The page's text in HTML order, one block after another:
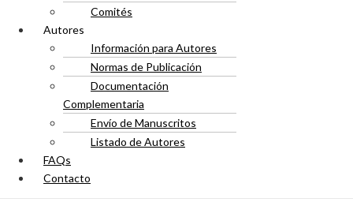
Comités
Autores
Información para Autores
Normas de Publicación
Documentación
Complementaria
Envío de Manuscritos
Listado de Autores
FAQs
Contacto